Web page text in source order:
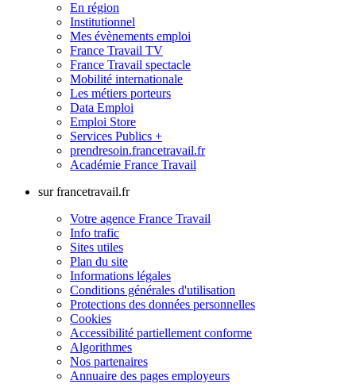
En région
Institutionnel
Mes évènements emploi
France Travail TV
France Travail spectacle
Mobilité internationale
Les métiers porteurs
Data Emploi
Emploi Store
Services Publics +
prendresoin.francetravail.fr
Académie France Travail
sur francetravail.fr
Votre agence France Travail
Info trafic
Sites utiles
Plan du site
Informations légales
Conditions générales d'utilisation
Protections des données personnelles
Cookies
Accessibilité partiellement conforme
Algorithmes
Nos partenaires
Annuaire des pages employeurs